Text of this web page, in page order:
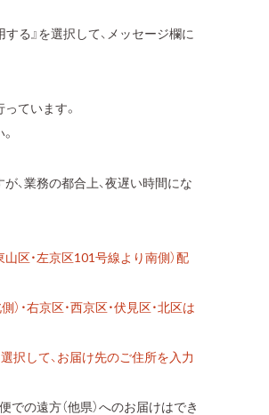
る』を選択して、メッセージ欄に
ています。
、業務の都合上、夜遅い時間にな
山区・左京区101号線より南側）配
・右京区・西京区・伏見区・北区は
択して、お届け先のご住所を入力
の遠方（他県）へのお届けはでき